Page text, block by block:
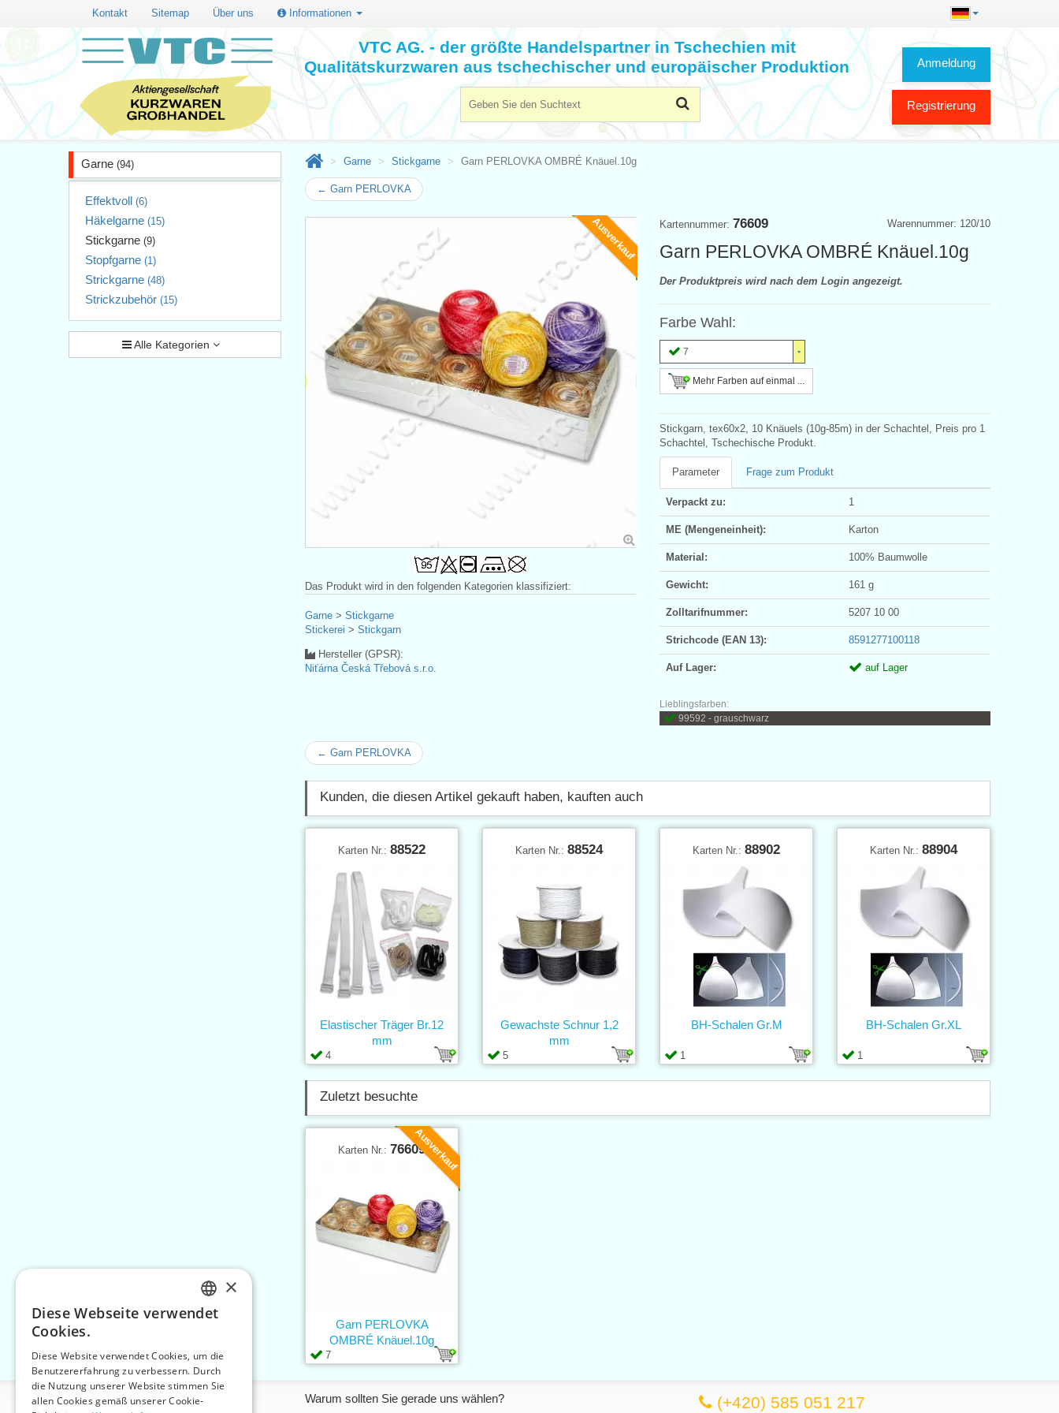
Kontakt Sitemap Über uns Informationen
Anmeldung
Registrierung
VTC AG. - der größte Handelspartner in Tschechien mit
Qualitätskurzwaren aus tschechischer und europäischer Produktion
Garne (94)
Effektvoll (6)
Häkelgarne (15)
Stickgarne (9)
Stopfgarne (1)
Strickgarne (48)
Strickzubehör (15)
Alle Kategorien
Garne Stickgarne Garn PERLOVKA OMBRÉ Knäuel.10g
← Garn PERLOVKA
Ausverkauf Warennummer: 120/10
Kartennummer: 76609
Garn PERLOVKA OMBRÉ Knäuel.10g
Der Produktpreis wird nach dem Login angezeigt.
Farbe Wahl:
7
Mehr Farben auf einmal ...
Stickgarn, tex60x2, 10 Knäuels (10g-85m) in der Schachtel, Preis pro 1
Schachtel, Tschechische Produkt.
Parameter Frage zum Produkt
Verpackt zu: 1
ME (Mengeneinheit): Karton
Material: 100% Baumwolle
Gewicht: 161 g
Zolltarifnummer: 5207 10 00
Strichcode (EAN 13): 8591277100118
Auf Lager: auf Lager
Lieblingsfarben:
99592 - grauschwarz
Das Produkt wird in den folgenden Kategorien klassifiziert:
Garne > Stickgarne
Stickerei > Stickgarn
Hersteller (GPSR):
Niťárna Česká Třebová s.r.o.
← Garn PERLOVKA
Kunden, die diesen Artikel gekauft haben, kauften auch
Karten Nr.: 88522
4
Elastischer Träger Br.12
mm
Karten Nr.: 88524
5
Gewachste Schnur 1,2
mm
Karten Nr.: 88902
1
BH-Schalen Gr.M
Karten Nr.: 88904
1
BH-Schalen Gr.XL
Zuletzt besuchte
Ausverkauf
Karten Nr.: 76609
7
Garn PERLOVKA
OMBRÉ Knäuel.10g
Informationen Warum sollten Sie gerade uns wählen? (+420) 585 051 217
CZECH
ENGLISH
×
Diese Webseite verwendet
Cookies.
Diese Website verwendet Cookies, um die
Benutzererfahrung zu verbessern. Durch
die Nutzung unserer Website stimmen Sie
allen Cookies gemäß unserer Cookie-